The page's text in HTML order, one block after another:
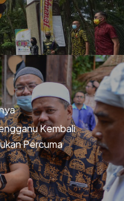
Kembali
Percuma